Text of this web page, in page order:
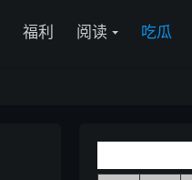
福利 阅读 吃瓜